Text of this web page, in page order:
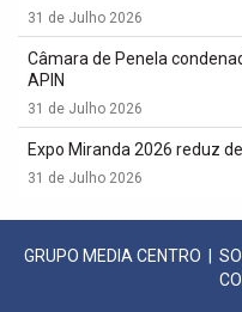
31 de Julho 2026
Câmara de Penela
APIN
31 de Julho 2026
Expo Miranda 2026 reduz
31 de Julho 2026
GRUPO MEDIA CENTRO